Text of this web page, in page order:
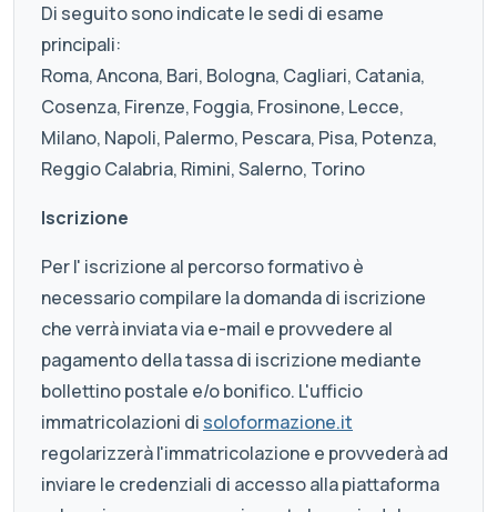
Di seguito sono indicate le sedi di esame
principali:
Roma, Ancona, Bari, Bologna, Cagliari, Catania,
Cosenza, Firenze, Foggia, Frosinone, Lecce,
Milano, Napoli, Palermo, Pescara, Pisa, Potenza,
Reggio Calabria, Rimini, Salerno, Torino
Iscrizione
Per l' iscrizione al percorso formativo è
necessario compilare la domanda di iscrizione
che verrà inviata via e-mail e provvedere al
pagamento della tassa di iscrizione mediante
bollettino postale e/o bonifico. L'ufficio
immatricolazioni di soloformazione.it
regolarizzerà l'immatricolazione e provvederà ad
inviare le credenziali di accesso alla piattaforma